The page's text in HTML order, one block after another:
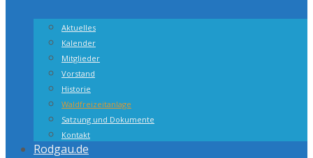
Aktuelles
Kalender
Mitglieder
Vorstand
Historie
Waldfreizeitanlage
Satzung und Dokumente
Kontakt
Rodgau.de